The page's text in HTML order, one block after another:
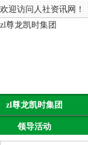
欢迎访问人社资讯网！
zl尊龙凯时集团
zl尊龙凯时集团
领导活动